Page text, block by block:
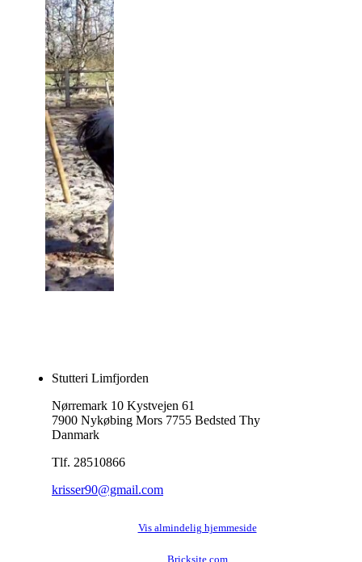
Stutteri Limfjorden
Nørremark 10 Kystvejen 61
7900 Nykøbing Mors 7755 Bedsted Thy
Danmark
Tlf. 28510866
krisser90@gmail.com
Vis almindelig hjemmeside
Bricksite.com